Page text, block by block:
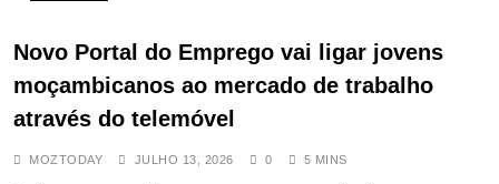
Novo Portal do Emprego vai ligar jovens
moçambicanos ao mercado de trabalho
através do telemóvel
MOZTODAY JULHO 13, 2026 0 5 MINS